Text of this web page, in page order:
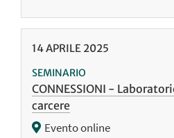
14APRILE 2025
SEMINARIO
CONNESSIONI -
carcere
Evento online